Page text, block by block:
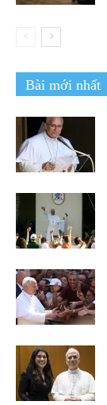
Bài mới nhất